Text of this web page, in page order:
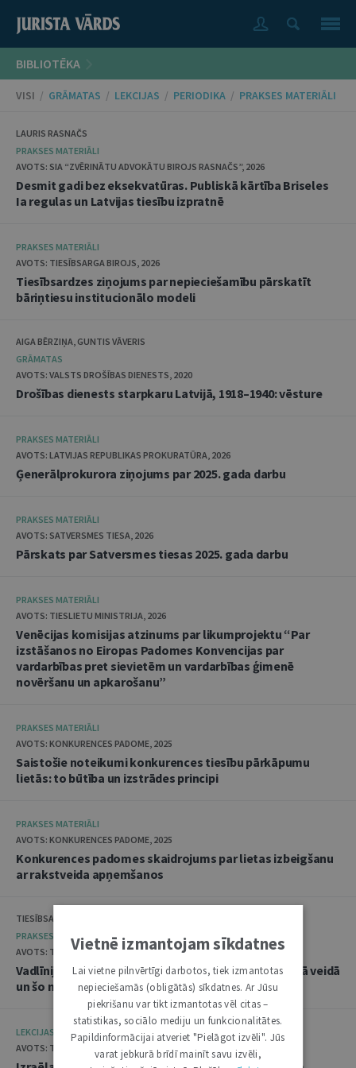
BIBLIOTĒKA
VISI / GRĀMATAS / LEKCIJAS / PERIODIKA / PRAKSES MATERIĀLI
LAURIS RASNAČS
PRAKSES MATERIĀLI
AVOTS: SIA “ZVĒRINĀTU ADVOKĀTU BIROJS RASNAČS”, 2026
Desmit gadi bez eksekvatūras. Publiskā kārtība Briseles
Ia regulas un Latvijas tiesību izpratnē
PRAKSES MATERIĀLI
AVOTS: TIESĪBSARGA BIROJS, 2026
Tiesībsardzes ziņojums par nepieciešamību pārskatīt
bāriņtiesu institucionālo modeli
AIGA BĒRZIŅA, GUNTIS VĀVERIS
GRĀMATAS
AVOTS: VALSTS DROŠĪBAS DIENESTS, 2020
Drošības dienests starpkaru Latvijā, 1918–1940: vēsture
PRAKSES MATERIĀLI
AVOTS: LATVIJAS REPUBLIKAS PROKURATŪRA, 2026
Ģenerālprokurora ziņojums par 2025. gada darbu
PRAKSES MATERIĀLI
AVOTS: SATVERSMES TIESA, 2026
Pārskats par Satversmes tiesas 2025. gada darbu
PRAKSES MATERIĀLI
AVOTS: TIESLIETU MINISTRIJA, 2026
Venēcijas komisijas atzinums par likumprojektu “Par
izstāšanos no Eiropas Padomes Konvencijas par
vardarbības pret sievietēm un vardarbības ģimenē
novēršanu un apkarošanu”
PRAKSES MATERIĀLI
AVOTS: KONKURENCES PADOME, 2025
Saistošie noteikumi konkurences tiesību pārkāpumu
lietās: to būtība un izstrādes principi
PRAKSES MATERIĀLI
AVOTS: KONKURENCES PADOME, 2025
Konkurences padomes skaidrojums par lietas izbeigšanu
ar rakstveida apņemšanos
TIESĪBSARGA BIROJS, DATU VALSTS INSPEKCIJA
PRAKSES MATERIĀLI
AVOTS: TIESĪBSARGA BIROJS, 2025
Vadlīnijas "Amatpersonu datu apstrāde audiovizuālā veidā
un šo materiālu publicēšana"
LEKCIJAS
AVOTS: TIESLIETU AKADĒMIJA, 2025
Vietnē izmantojam sīkdatnes
Lai vietne pilnvērtīgi darbotos, tiek izmantotas
nepieciešamās (obligātās) sīkdatnes. Ar Jūsu
piekrišanu var tikt izmantotas vēl citas –
statistikas, sociālo mediju un funkcionalitātes.
Papildinformācijai atveriet "Pielāgot izvēli". Jūs
varat jebkurā brīdī mainīt savu izvēli,